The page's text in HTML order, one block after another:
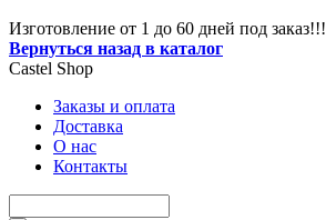
Изготовление от 1 до 60 дней под заказ!!!
Вернуться назад в каталог
Castel Shop
Заказы и оплата
Доставка
О нас
Контакты